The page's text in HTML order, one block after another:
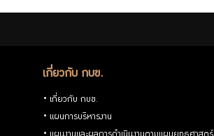
เกี่ยวกับ กบข.
เกี่ยวกับ กบข.
แผนการบริหารงาน